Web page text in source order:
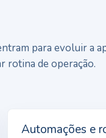
para evoluir a
rotina de operação.
Automações e